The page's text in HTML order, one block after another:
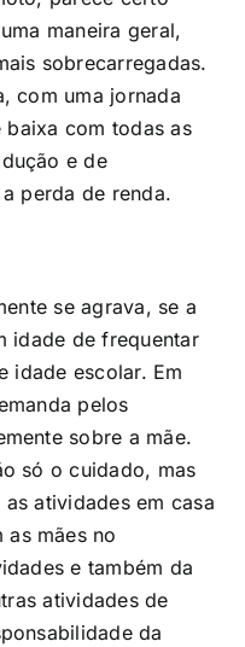
maneira geral,
sobrecarregadas.
com uma jornada
baixa com todas as
e de
perda de renda.
se agrava, se a
idade de frequentar
idade escolar. Em
pelos
sobre a mãe.
só o cuidado, mas
atividades em casa
as mães no
e também da
atividades de
da